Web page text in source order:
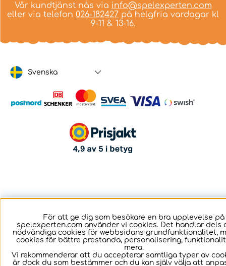
Vår kundtjänst nås via info@spelexperten.com
eller via telefon 026-182427 på helgfria vardagar kl
9-11 & 13-16.
Svenska
För att ge dig som besökare en bra upplevelse på
spelexperten.com använder vi cookies. Det handlar dels
nödvändiga cookies för webbsidans grundfunktionalitet,
cookies för bättre prestanda, personalisering,
mera.
Vi rekommenderar att du accepterar samtliga typer av
är dock du som bestämmer och du kan själv välja att